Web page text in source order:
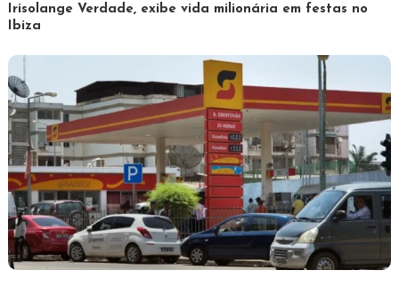
Irisolange Verdade, exibe vida milionária em festas no
Ibiza